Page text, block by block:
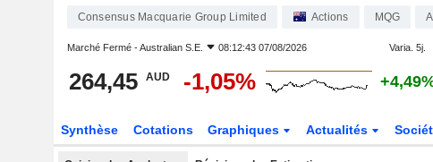
Consensus Macquarie Group Limited Actions MQG
Marché Fermé -Australian S.E. 08:12:43 07/08/2026 Varia. 5j.
264,45 AUD -1,05%
Synthèse Cotations Graphiques Actualités